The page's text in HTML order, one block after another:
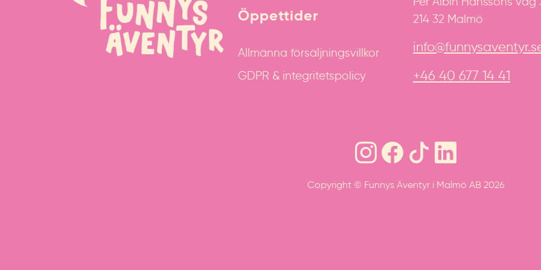
Öppettider
Allmänna försäljningsvillkor
GDPR & integritetspolicy
214 32 Malmö
+46 40 677 14 41
Copyright © Funnys Äventyr i Malmö AB 2026